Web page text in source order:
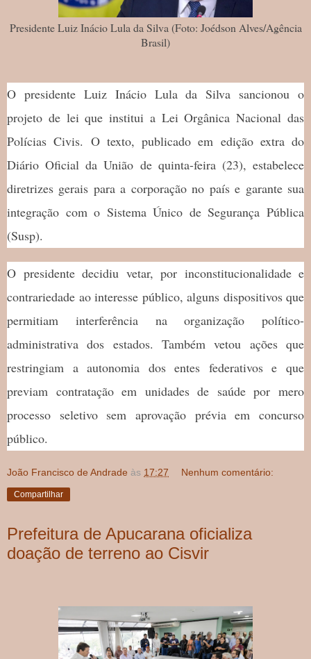
Presidente Luiz Inácio Lula da Silva (Foto: Joédson Alves/Agência
Brasil)
O presidente Luiz Inácio Lula da Silva sancionou o
projeto de lei que institui a Lei Orgânica Nacional das
Polícias Civis. O texto, publicado em edição extra do
Diário Oficial da União de quinta-feira (23), estabelece
diretrizes gerais para a corporação no país e garante sua
integração com o Sistema Único de Segurança Pública
(Susp).
O presidente decidiu vetar, por inconstitucionalidade e
contrariedade ao interesse público, alguns dispositivos que
permitiam interferência na organização político-
administrativa dos estados. Também vetou ações que
restringiam a autonomia dos entes federativos e que
previam contratação em unidades de saúde por mero
processo seletivo sem aprovação prévia em concurso
público.
João Francisco de Andrade às 17:27 Nenhum comentário:
Compartilhar
Prefeitura de Apucarana oficializa
doação de terreno ao Cisvir